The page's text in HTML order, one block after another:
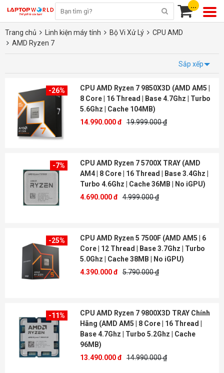
...
Trang chủ Linh kiện máy tính Bộ Vi Xử Lý
CPU AMD
AMD Ryzen 7
Sắp xếp
-26%
CPU AMD Ryzen 7 9850X3D (AMD AM5 |
8 Core | 16 Thread | Base 4.7Ghz | Turbo
5.6Ghz | Cache 104MB)
14.990.000 đ 19.999.000 ₫
-7%
CPU AMD Ryzen 7 5700X TRAY (AMD
AM4 | 8 Core | 16 Thread | Base 3.4Ghz |
Turbo 4.6Ghz | Cache 36MB | No iGPU)
4.690.000 đ 4.999.000 ₫
-25%
CPU AMD Ryzen 5 7500F (AMD AM5 | 6
Core | 12 Thread | Base 3.7Ghz | Turbo
5.0Ghz | Cache 38MB | No iGPU)
4.390.000 đ 5.790.000 ₫
-11%
CPU AMD Ryzen 7 9800X3D TRAY Chính
Hãng (AMD AM5 | 8 Core | 16 Thread |
Base 4.7Ghz | Turbo 5.2Ghz | Cache
96MB)
13.490.000 đ 14.990.000 ₫